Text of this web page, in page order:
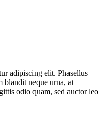
adipiscing elit. Phasellus
blandit neque urna, at
odio quam, sed auctor leo